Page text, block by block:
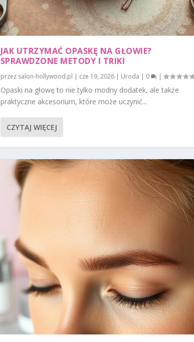
JAK UTRZYMAĆ OPASKĘ NA GŁOWIE?
SPRAWDZONE METODY I TRIKI
przez salon-hollywood.pl | cze 19, 2026| Uroda | 0 |
Opaski na głowę to nie tylko modny dodatek, ale także
praktyczne akcesorium, które może uczynić...
CZYTAJ WIĘCEJ